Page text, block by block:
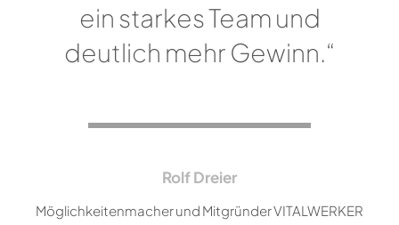
ein starkes Team und
deutlich mehr Gewinn.“
Rolf Dreier
Möglichkeitenmacher und Mitgründer VITALWERKER